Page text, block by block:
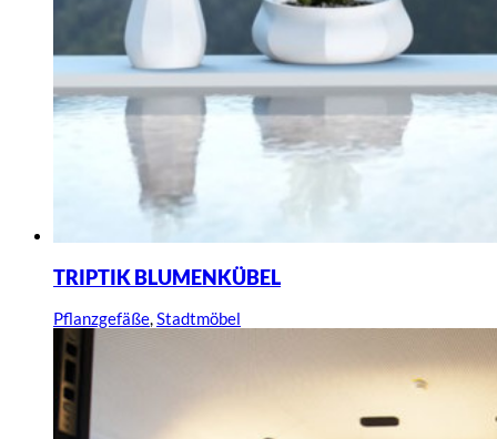
TRIPTIK BLUMENKÜBEL
Pflanzgefäße,Stadtmöbel